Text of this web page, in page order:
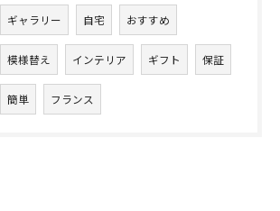
ギャラリー 自宅 おすすめ
模様替え インテリア ギフト 保証
簡単 フランス